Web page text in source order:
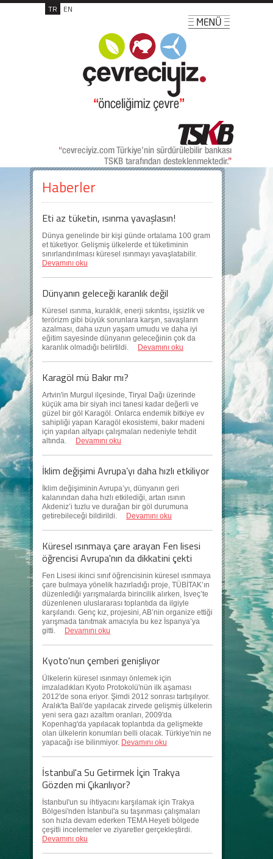
TR EN
Haberler
Eti az tüketin, ısınma yavaşlasın!
Dünya genelinde bir kişi günde ortalama 100 gram
et tüketiyor. Gelişmiş ülkelerde et tüketiminin
sınırlandırılması küresel ısınmayı yavaşlatabilir.
Devamını oku
Dünyanın geleceği karanlık değil
Küresel ısınma, kuraklık, enerji sıkıntısı, işsizlik ve
terörizm gibi büyük sorunlara karşın, savaşların
azalması, daha uzun yaşam umudu ve daha iyi
eğitim sayesinde dünyanın geleceğinin çok da
karanlık olmadığı belirtildi.
Devamını oku
Karagöl mü Bakır mı?
Artvin'in Murgul ilçesinde, Tiryal Dağı üzerinde
küçük ama bir siyah inci tanesi kadar değerli ve
güzel bir göl Karagöl. Onlarca endemik bitkiye ev
sahipliği yapan Karagöl ekosistemi, bakır madeni
için yapılan altyapı çalışmaları nedeniyle tehdit
altında.
Devamını oku
İklim değişimi Avrupa’yı daha hızlı etkiliyor
İklim değişiminin Avrupa’yı, dünyanın geri
kalanından daha hızlı etkilediği, artan ısının
Akdeniz’i tuzlu ve durağan bir göl durumuna
getirebileceği bildirildi.
Devamını oku
Küresel ısınmaya çare arayan Fen lisesi
öğrencisi Avrupa'nın da dikkatini çekti
Fen Lisesi ikinci sınıf öğrencisinin küresel ısınmaya
çare bulmaya yönelik hazırladığı proje, TÜBİTAK’ın
düzenlediği yarışmalarda birincilik alırken, İsveç’te
düzenlenen uluslararası toplantıda da ilgiyle
karşılandı. Genç kız, projesini, AB’nin organize ettiği
yarışmada tanıtmak amacıyla bu kez İspanya’ya
gitti.
Devamını oku
Kyoto'nun çemberi genişliyor
Ülkelerin küresel ısınmayı önlemek için
imzaladıkları Kyoto Protokolü'nün ilk aşaması
2012'de sona eriyor. Şimdi 2012 sonrası tartışılıyor.
Aralık'ta Bali'de yapılacak zirvede gelişmiş ülkelerin
yeni sera gazı azaltım oranları, 2009'da
Kopenhag'da yapılacak toplantıda da gelişmekte
olan ülkelerin konumları belli olacak. Türkiye'nin ne
yapacağı ise bilinmiyor. Devamını oku
İstanbul'a Su Getirmek İçin Trakya
Gözden mi Çıkarılıyor?
İstanbul'un su ihtiyacını karşılamak için Trakya
Bölgesi'nden İstanbul'a su taşınması çalışmaları
son hızla devam ederken TEMA Heyeti bölgede
çeşitli incelemeler ve ziyaretler gerçekleştirdi.
Devamını oku